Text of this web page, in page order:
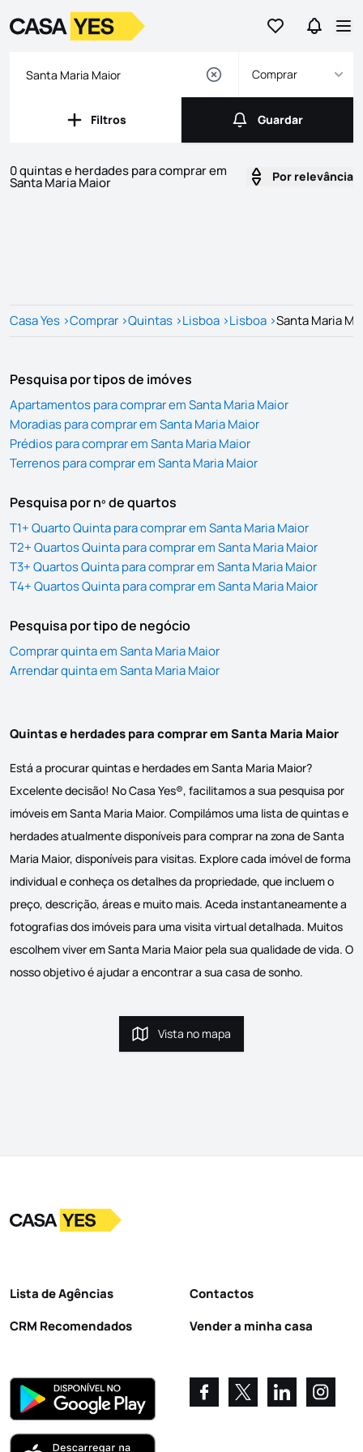
Ir para osIr para
LogoIr para a homepage
Comprar
Filtros
Filtros Guardar
Guardar
0 quintas e herdades para comprar em
Santa Maria Maior Por relevância
Casa Yes >Comprar >Quintas >Lisboa >Lisboa >Santa Maria
Pesquisa por tipos de imóves
Apartamentos para comprar em Santa Maria Maior
Moradias para comprar em Santa Maria Maior
Prédios para comprar em Santa Maria Maior
Terrenos para comprar em Santa Maria Maior
Pesquisa por nº de quartos
T1+ Quarto Quinta para comprar em Santa Maria Maior
T2+ Quartos Quinta para comprar em Santa Maria Maior
T3+ Quartos Quinta para comprar em Santa Maria Maior
T4+ Quartos Quinta para comprar em Santa Maria Maior
Pesquisa por tipo de negócio
Comprar quinta em Santa Maria Maior
Arrendar quinta em Santa Maria Maior
Quintas e herdades para comprar em Santa Maria Maior
Está a procurar quintas e herdades em Santa Maria Maior?
Excelente decisão! No Casa Yes®, facilitamos a sua pesquisa por
imóveis em Santa Maria Maior. Compilámos uma lista de quintas e
herdades atualmente disponíveis para comprar na zona de Santa
Maria Maior, disponíveis para visitas. Explore cada imóvel de forma
individual e conheça os detalhes da propriedade, que incluem o
preço, descrição, áreas e muito mais. Aceda instantaneamente a
fotografias dos imóveis para uma visita virtual detalhada. Muitos
escolhem viver em Santa Maria Maior pela sua qualidade de vida. O
nosso objetivo é ajudar a encontrar a sua casa de sonho.
Vista no mapa
Vista no mapa
LogoIr para a homepage
Lista de Agências
CRM Recomendados
Contactos
Vender a minha casa